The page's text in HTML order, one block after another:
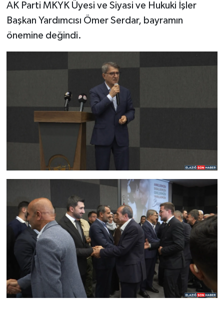
AK Parti MKYK Üyesi ve Siyasi ve Hukuki İşler
Başkan Yardımcısı Ömer Serdar, bayramın
önemine değindi.